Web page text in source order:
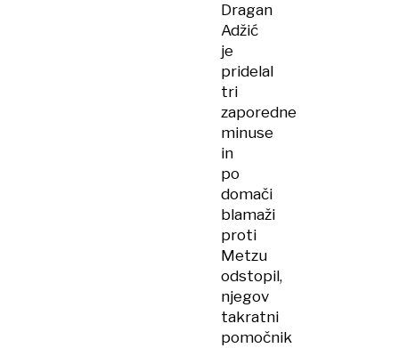
Dragan
Adžić
je
pridelal
tri
zaporedne
minuse
in
po
domači
blamaži
proti
Metzu
odstopil,
njegov
takratni
pomočnik